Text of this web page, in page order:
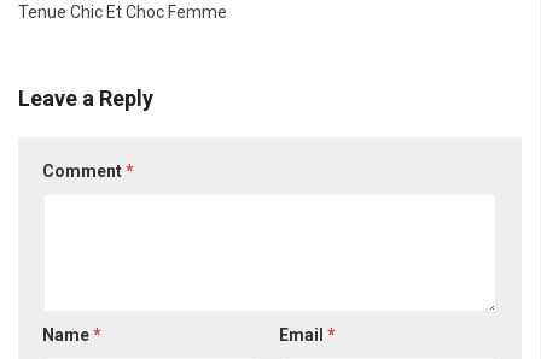
Tenue Chic Et Choc Femme
Leave a Reply
Comment*
Name* Email*